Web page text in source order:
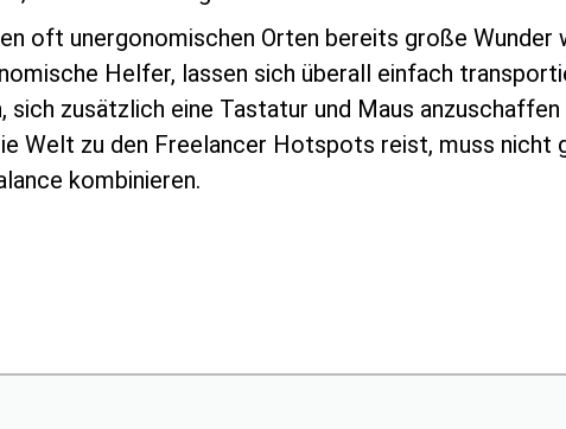
oft unergonomischen Orten bereits große
Helfer, lassen sich überall einfach
zusätzlich eine Tastatur und Maus
Welt zu den Freelancer Hotspots reist, muss
kombinieren.